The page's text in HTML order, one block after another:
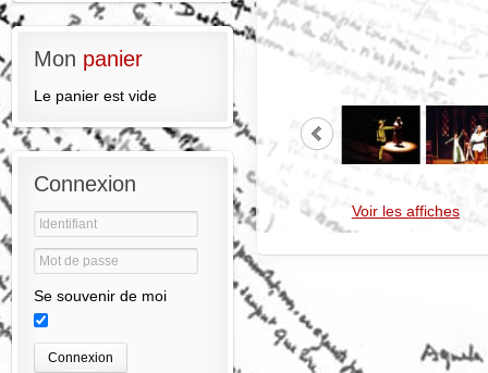
Voir les affiches
Mon panier
Le panier est vide
Connexion
Se souvenir de moi
Connexion